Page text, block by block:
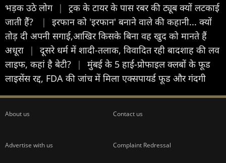
भड़क उठे लोग |
ट्रक के टायर के पास रबर की ट्यूब क्यों लटकाई
जाती हैें?
|
इरफान को 'इरफान' बनाने वाले की कहानी... क्यों
तोड़ दी अपनी सगाई,आखिर किसके बिना वह खुद को मानते हैं
अधूरा
|
दूसरे धर्म में शादी-तलाक, विवादित रही बादशाह की लव
लाइफ, कहां है बेटी?
|
मुंबई के 5 हाई-प्रोफाइल क्लबों के फूड
लाइसेंस रद्द, FDA की जांच में मिला एक्सपायर्ड फूड और गंदगी
About us Contact us
Advertise with us Complaint Redressal